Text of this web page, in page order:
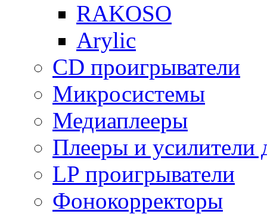
RAKOSO
Arylic
CD проигрыватели
Микросистемы
Медиаплееры
Плееры и усилители
LP проигрыватели
Фонокорректоры